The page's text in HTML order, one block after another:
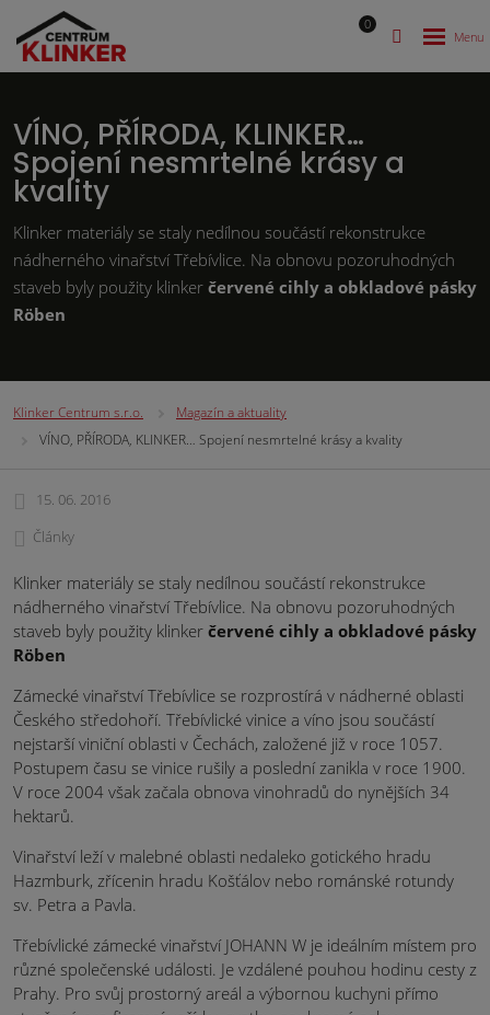
0
VÍNO, PŘÍRODA, KLINKER…
Spojení nesmrtelné krásy a
kvality
Klinker materiály se staly nedílnou součástí rekonstrukce
nádherného vinařství Třebívlice. Na obnovu pozoruhodných
staveb byly použity klinker červené cihly a obkladové pásky
Röben
Klinker Centrum s.r.o.
Magazín a aktuality
VÍNO, PŘÍRODA, KLINKER… Spojení nesmrtelné krásy a kvality
15. 06. 2016
Články
Klinker materiály se staly nedílnou součástí rekonstrukce
nádherného vinařství Třebívlice. Na obnovu pozoruhodných
staveb byly použity klinker červené cihly a obkladové pásky
Röben
Zámecké vinařství Třebívlice se rozprostírá v nádherné oblasti
Českého středohoří. Třebívlické vinice a víno jsou součástí
nejstarší viniční oblasti v Čechách, založené již v roce 1057.
Postupem času se vinice rušily a poslední zanikla v roce 1900.
V roce 2004 však začala obnova vinohradů do nynějších 34
hektarů.
Vinařství leží v malebné oblasti nedaleko gotického hradu
Hazmburk, zřícenin hradu Košťálov nebo románské rotundy
sv. Petra a Pavla.
Třebívlické zámecké vinařství JOHANN W je ideálním místem pro
různé společenské události. Je vzdálené pouhou hodinu cesty z
Prahy. Pro svůj prostorný areál a výbornou kuchyni přímo